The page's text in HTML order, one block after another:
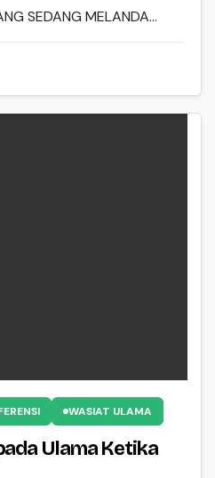
SEDANG MELANDA…
WASIAT ULAMA
Ulama Ketika